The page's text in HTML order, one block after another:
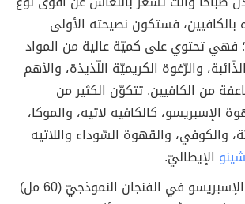
بالكافيين، فستكون نصيحته الأولى
فهي تحتوي على كميّة عالية من المواد
والرّغوة الكريميّة اللّذيذة، والأهم
من الكافيين. تتكوّن الكثير من
الإسبريسو، كالكافيه لاتيه، والموكا،
والكوفي، والقهوة السّوداء واللاتيه
الإيطاليّ.
يصل تركيز قهوة الإسبريسو في الفنجان النموذجيّ (60 مل)